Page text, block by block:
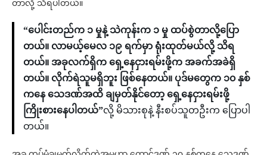
တာလို့ သိရပါတယ်။
“ပေါင်းတည်က ၁ မှုနဲ့ သဲကုန်းက ၁ မှု ထပ်စွဲတာလို့ပြော
တယ်။ လာမယ့်မေလ ၁၉ ရက်မှာ ရုံးထုတ်မယ်လို့ သိရ
တယ်။ အခုလက်ရှိက ရှေ့နေငှားရမ်းဖို့က အခက်အခဲရှိ
တယ်။ လိုက်ရဲသူမရှိဘူး ဖြစ်နေတယ်။ ပုဒ်မတွေက ၁၀ နှစ်
ကနေ သေဒဏ်အထိ ချမှတ်နိုင်တော့ ရှေ့နေငှားရမ်းဖို့
ကြိုးစားနေပါတယ်”လို့ မိသားစုနဲ့ နီးစပ်သူတဦးက ပြောပါ
တယ်။